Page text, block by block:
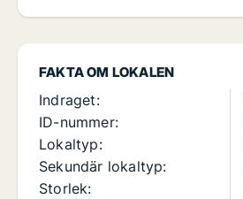
FAKTA OM LOKALEN
Indraget:
ID-nummer:
Lokaltyp:
Sekundär lokaltyp:
Storlek: